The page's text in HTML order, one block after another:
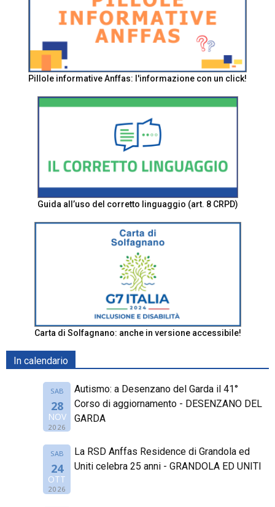
Pillole informative Anffas: l'informazione con un click!
Guida all’uso del corretto linguaggio (art. 8 CRPD)
Carta di Solfagnano: anche in versione accessibile!
In calendario
SAB
28
NOV
2026
Autismo: a Desenzano del Garda il 41°
Corso di aggiornamento - DESENZANO DEL
GARDA
SAB
24
OTT
2026
La RSD Anffas Residence di Grandola ed
Uniti celebra 25 anni - GRANDOLA ED UNITI